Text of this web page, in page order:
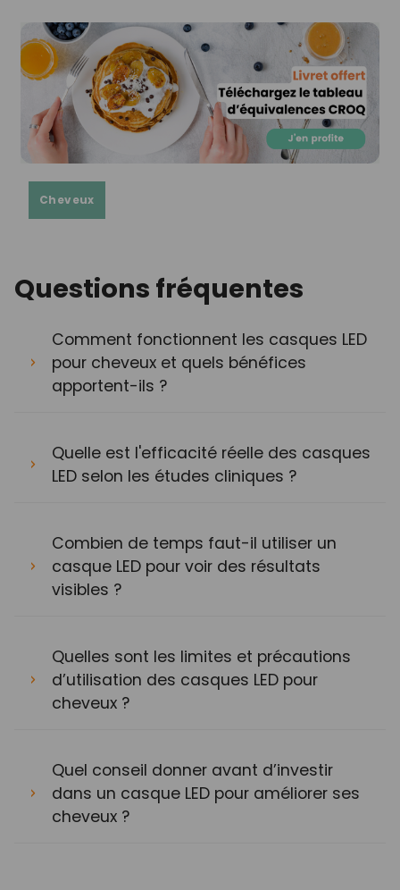
Cheveux
Questions fréquentes
Comment fonctionnent les casques LED
pour cheveux et quels bénéfices
apportent-ils ?
Quelle est l'efficacité réelle des casques
LED selon les études cliniques ?
Combien de temps faut-il utiliser un
casque LED pour voir des résultats
visibles ?
Quelles sont les limites et précautions
d’utilisation des casques LED pour
cheveux ?
Quel conseil donner avant d’investir
dans un casque LED pour améliorer ses
cheveux ?